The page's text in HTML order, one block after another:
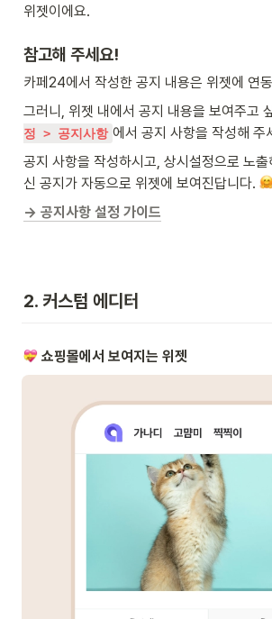
위젯이에요.
참고해 주세요!
카페24에서 작성한 공지 내용은 위젯에 연
그러니,
위젯 내에서 공지 내용을 보여주고
정 > 공지사항 에서 공지 사항을 작성해 주
공지 사항을 작성하시고, 상시설정으로 노
신 공지가 자동으로 위젯에 보여진답니다.
→ 공지사항 설정 가이드
2. 커스텀 에디터
쇼핑몰에서 보여지는 위젯